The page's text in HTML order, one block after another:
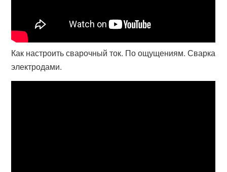
Как настроить сварочный ток. По ощущениям. Сварка
электродами.